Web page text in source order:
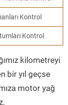
Kontrol
Kontrol
kilometreyi
bir yıl geçse
motor yağ